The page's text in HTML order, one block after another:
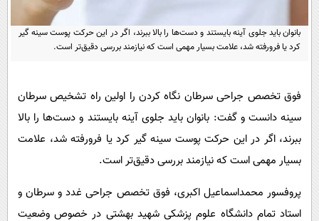
سیاست
فناوری
گوناگون
داستان کوتاه
روانشناسی
آشپزی
بانوان باید جلوی آینه بایستند و دست‌ها را بالا ببرند، اگر در این حرکت پوست سینه گیر
کرد یا فرورفته شد، علامت بسیار مهمی است که نیازمند بررسی دقیق‌تر است.
فوق تخصص جراحی سرطان نگاه کردن را اولین راه تشخیص سرطان
سینه دانست و گفت: بانوان باید جلوی آینه بایستند و دست‌ها را بالا
ببرند، اگر در این حرکت پوست سینه گیر کرد یا فرورفته شد، علامت
بسیار مهمی است که نیازمند بررسی دقیق‌تر است.
پروفسور محمداسماعیل اکبری، فوق تخصص جراحی غدد و سرطان و
استاد تمام دانشگاه علوم پزشکی شهید بهشتی در خصوص وضعیت